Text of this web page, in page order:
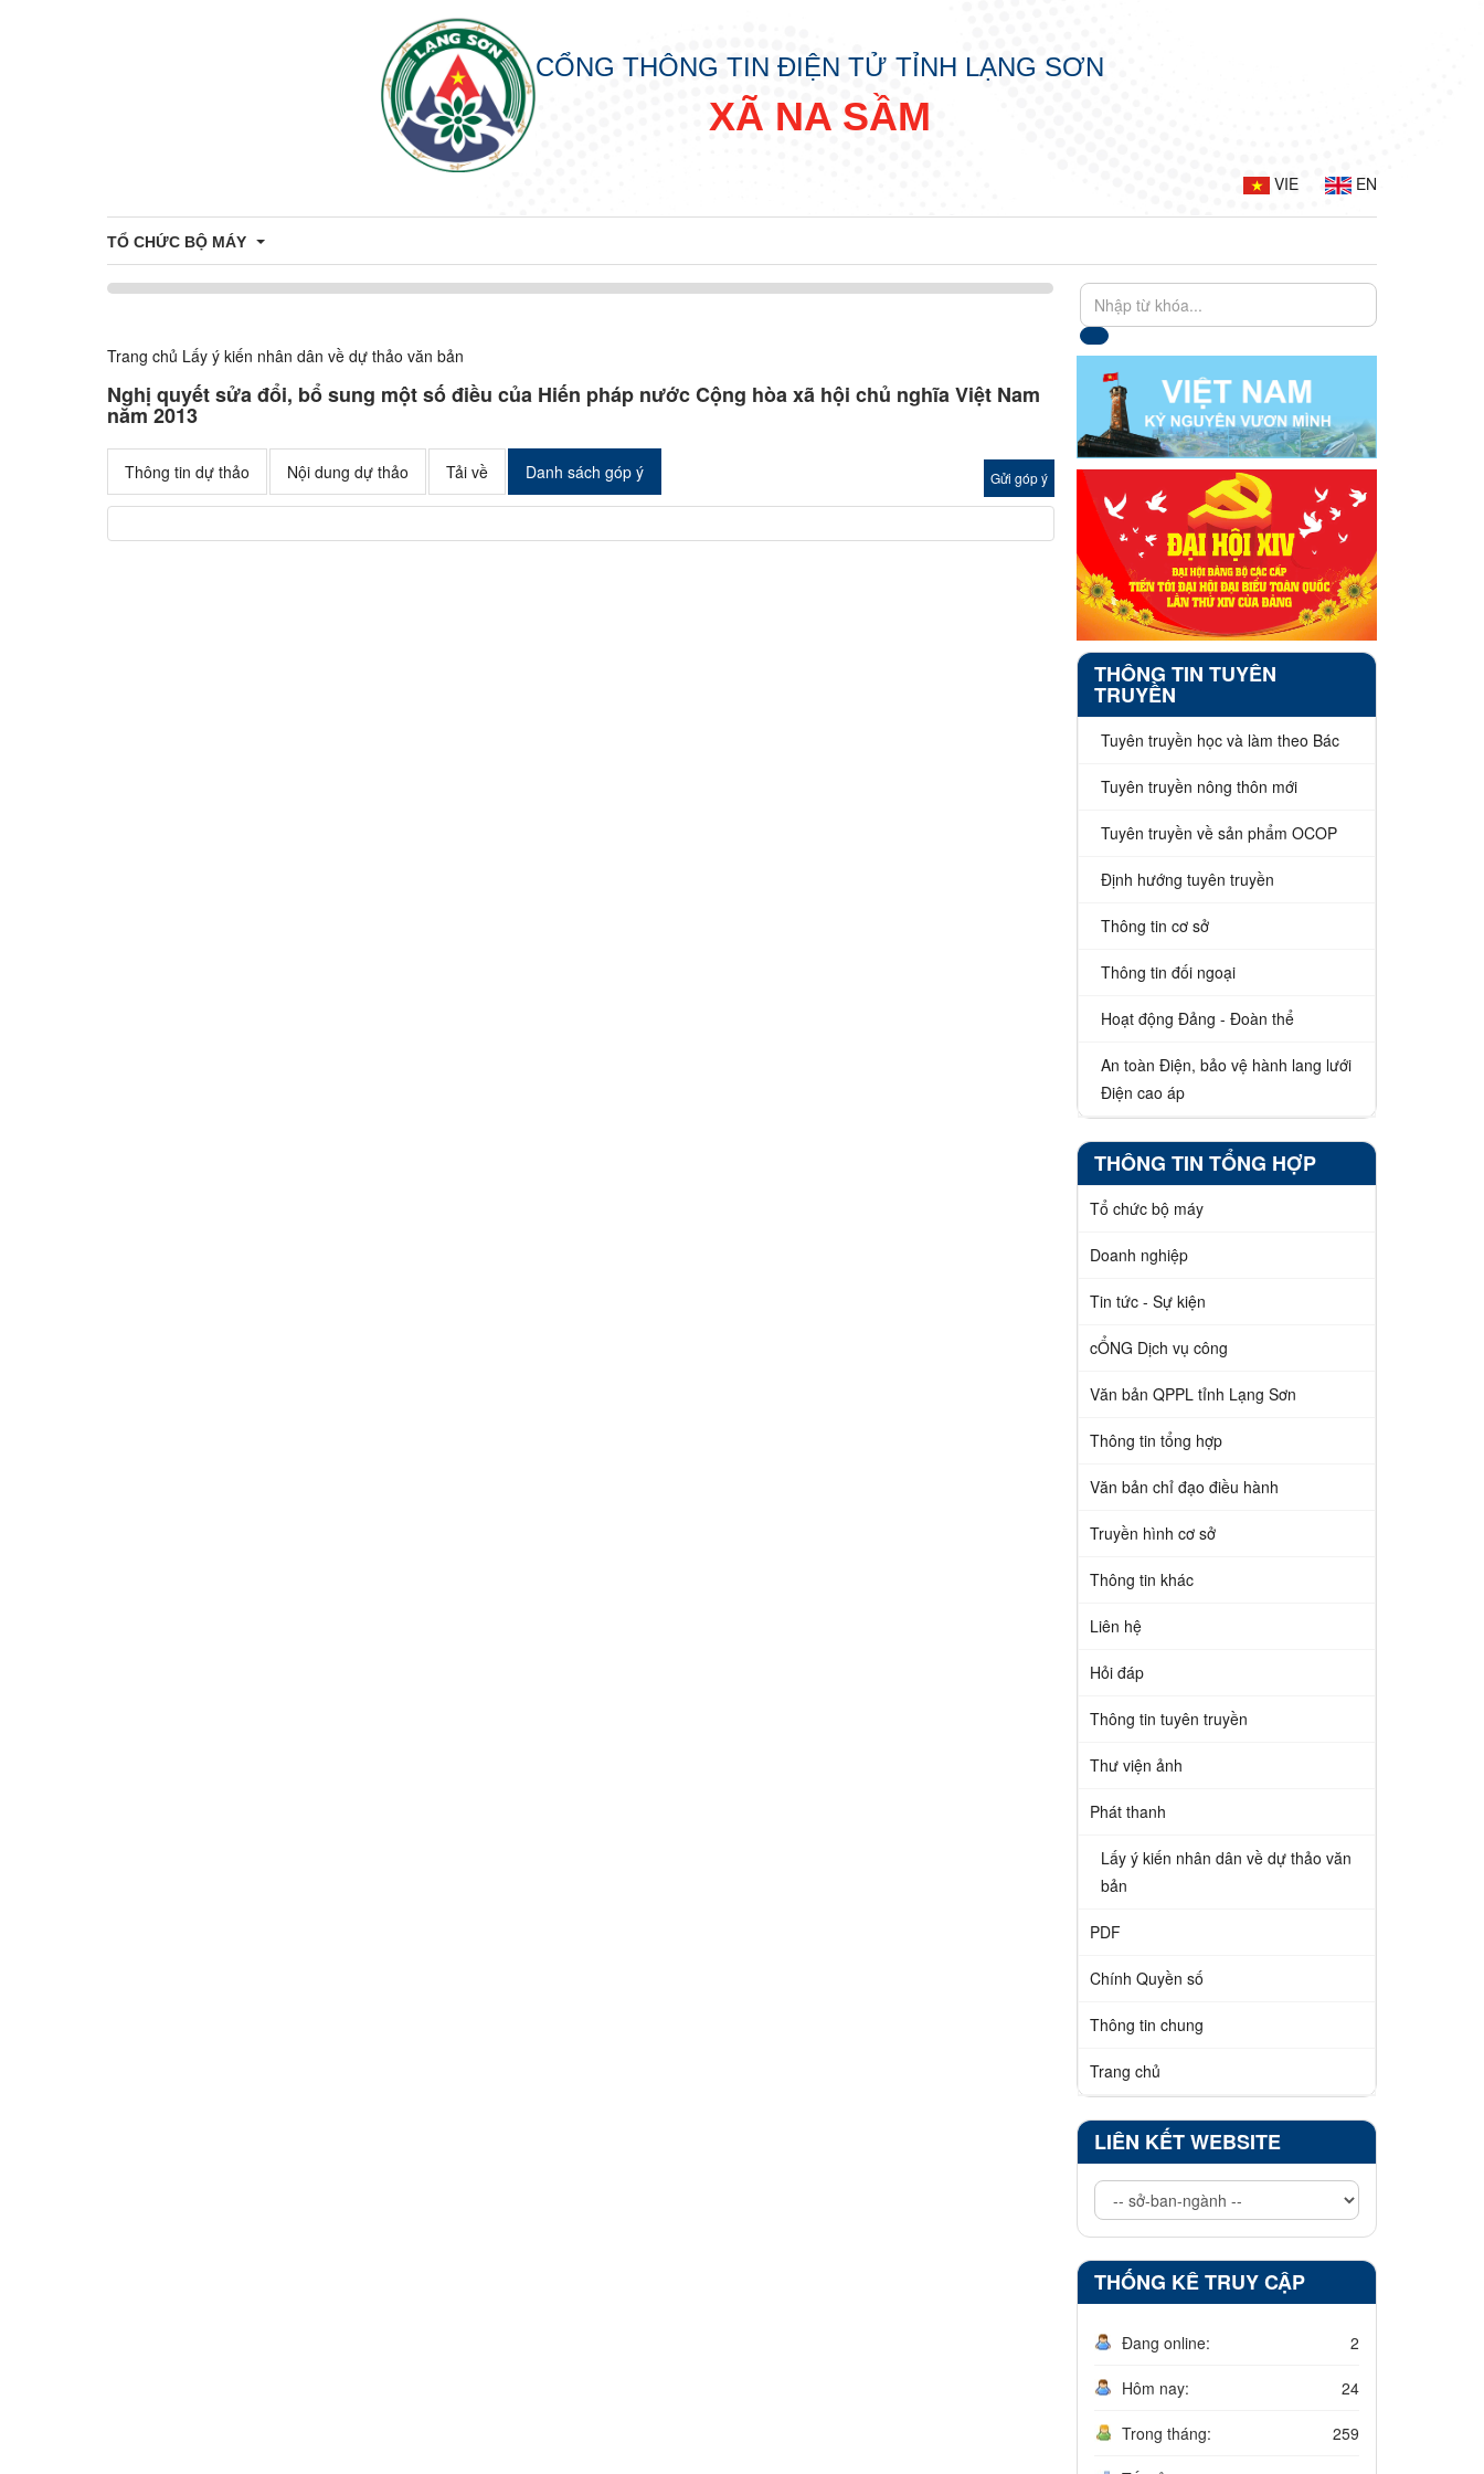
CỔNG THÔNG TIN ĐIỆN TỬ TỈNH LẠNG SƠN
XÃ NA SẦM
VIE EN
TỔ CHỨC BỘ MÁY
Hội đồng nhân dân xã
Uỷ ban nhân dân xã
Uỷ ban MTTQ Việt Nam xã
Trang chủ Lấy ý kiến nhân dân về dự thảo văn bản
Nghị quyết sửa đổi, bổ sung một số điều của Hiến pháp nước Cộng hòa xã hội chủ nghĩa Việt Nam
năm 2013
Thông tin dự thảo Nội dung dự thảo Tải về Danh sách góp ý Gửi góp ý
THÔNG TIN TUYÊN
TRUYỀN
Tuyên truyền học và làm theo Bác
Tuyên truyền nông thôn mới
Tuyên truyền về sản phẩm OCOP
Định hướng tuyên truyền
Thông tin cơ sở
Thông tin đối ngoại
Hoạt động Đảng - Đoàn thể
An toàn Điện, bảo vệ hành lang lưới
Điện cao áp
THÔNG TIN TỔNG HỢP
Tổ chức bộ máy
Doanh nghiệp
Tin tức - Sự kiện
cỔNG Dịch vụ công
Văn bản QPPL tỉnh Lạng Sơn
Thông tin tổng hợp
Văn bản chỉ đạo điều hành
Truyền hình cơ sở
Thông tin khác
Liên hệ
Hỏi đáp
Thông tin tuyên truyền
Thư viện ảnh
Phát thanh
Lấy ý kiến nhân dân về dự thảo văn
bản
PDF
Chính Quyền số
Thông tin chung
Trang chủ
LIÊN KẾT WEBSITE
THỐNG KÊ TRUY CẬP
Đang online: 2
Hôm nay: 24
Trong tháng: 259